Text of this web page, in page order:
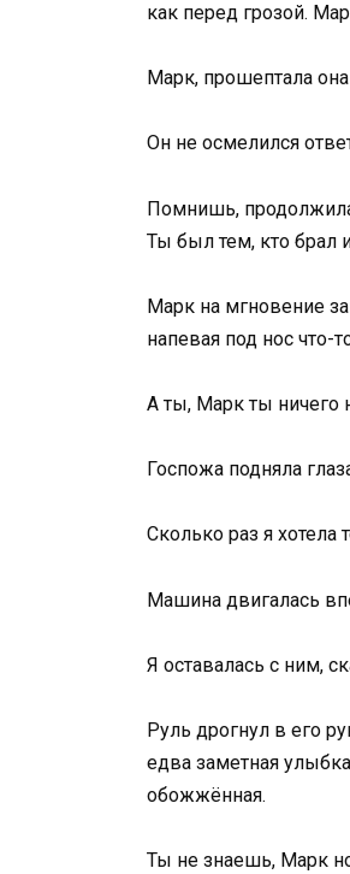
как перед грозой.
Марк, прошептала
Он не осмелился
Помнишь,
Ты был тем, кто брал
Марк на мгновение
напевая под нос
А ты, Марк ты ничего
Госпожа подняла
Сколько раз я хотела
Машина двигалась
Я оставалась с ним,
Руль дрогнул в его
едва заметная
обожжённая.
Ты не знаешь, Марк